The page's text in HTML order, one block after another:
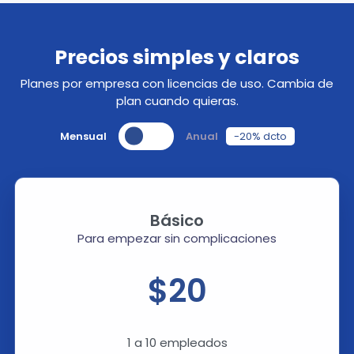
Precios simples y claros
Planes por empresa con licencias de uso. Cambia de
plan cuando quieras.
Mensual Anual -20% dcto
Básico
Para empezar sin complicaciones
$20
1 a 10 empleados